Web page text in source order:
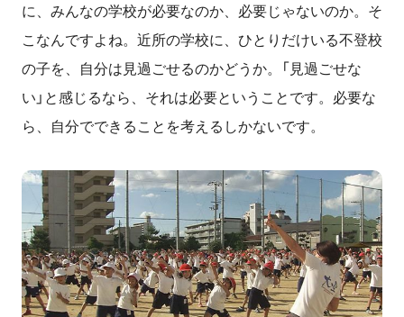
に、みんなの学校が必要なのか、必要じゃないのか。そ
こなんですよね。近所の学校に、ひとりだけいる不登校
の子を、自分は見過ごせるのかどうか。「見過ごせな
い」と感じるなら、それは必要ということです。必要な
ら、自分でできることを考えるしかないです。